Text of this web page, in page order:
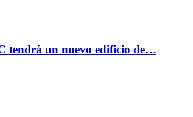
tendrá un nuevo edificio de…